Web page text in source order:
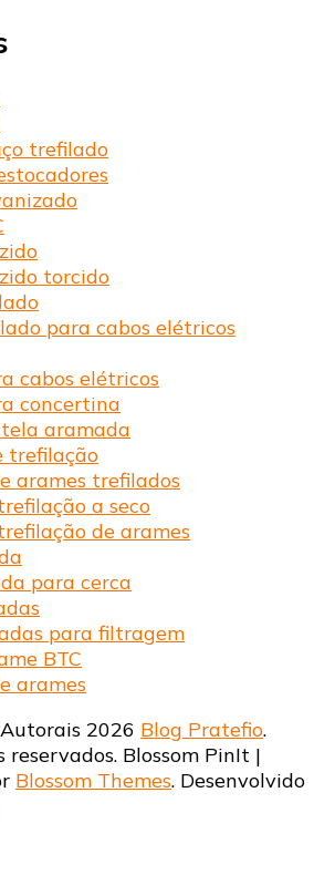
trefilado
torcido
para cabos elétricos
cabos elétricos
concertina
aramada
trefilação
arames trefilados
a seco
de arames
para cerca
para filtragem
BTC
arames
2026 Blog Pratefio.
reservados. Blossom PinIt |
Blossom Themes. Desenvolvido